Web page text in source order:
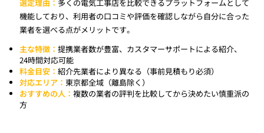
選定理由： 多くの電気工事店を比較できるプラットフォームとして
機能しており、利用者の口コミや評価を確認しながら自分に合った
業者を選べる点がメリットです。
主な特徴：提携業者数が豊富、カスタマーサポートによる紹介、
24時間対応可能
料金目安：紹介先業者により異なる（事前見積もり必須）
対応エリア：東京都全域（離島除く）
おすすめの人：複数の業者の評判を比較してから決めたい慎重派の
方